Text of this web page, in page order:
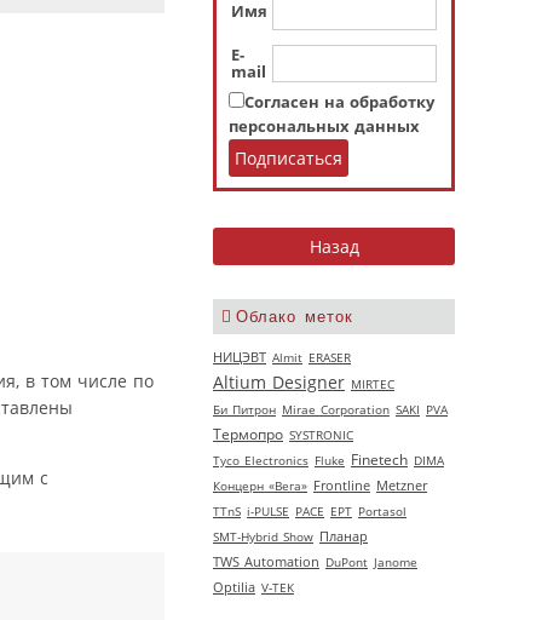
Имя
E-
mail
Согласен на обработку
персональных данных
Облако меток
НИЦЭВТ Almit ERASER
Altium Designer MIRTEC
Би Питрон Mirae Corporation SAKI PVA
Термопро SYSTRONIC
Tyco Electronics Fluke Finetech DIMA
Концерн «Вега» Frontline Metzner
TTnS i-PULSE РАСЕ EPT Portasol
SMT-Hybrid Show Планар
TWS Automation DuPont Janome
Optilia V‑TEK
в том числе по
с